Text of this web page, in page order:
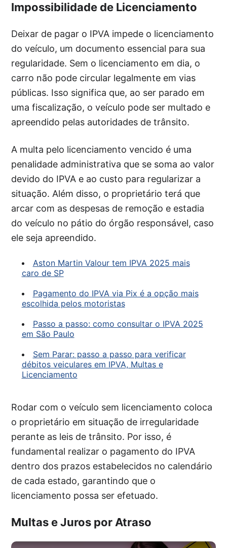
Impossibilidade de Licenciamento
Deixar de pagar o IPVA impede o licenciamento
do veículo, um documento essencial para sua
regularidade. Sem o licenciamento em dia, o
carro não pode circular legalmente em vias
públicas. Isso significa que, ao ser parado em
uma fiscalização, o veículo pode ser multado e
apreendido pelas autoridades de trânsito.
A multa pelo licenciamento vencido é uma
penalidade administrativa que se soma ao valor
devido do IPVA e ao custo para regularizar a
situação. Além disso, o proprietário terá que
arcar com as despesas de remoção e estadia
do veículo no pátio do órgão responsável, caso
ele seja apreendido.
Aston Martin Valour tem IPVA 2025 mais
caro de SP
Pagamento do IPVA via Pix é a opção mais
escolhida pelos motoristas
Passo a passo: como consultar o IPVA 2025
em São Paulo
Sem Parar: passo a passo para verificar
débitos veiculares em IPVA, Multas e
Licenciamento
Rodar com o veículo sem licenciamento coloca
o proprietário em situação de irregularidade
perante as leis de trânsito. Por isso, é
fundamental realizar o pagamento do IPVA
dentro dos prazos estabelecidos no calendário
de cada estado, garantindo que o
licenciamento possa ser efetuado.
Multas e Juros por Atraso